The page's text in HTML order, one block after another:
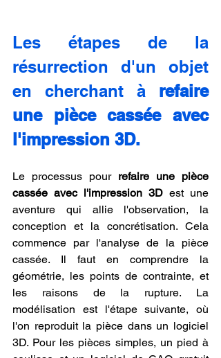
Les étapes de la
résurrection d'un objet
en cherchant à refaire
une pièce cassée avec
l'impression 3D.
Le processus pour refaire une pièce
cassée avec l'impression 3D est une
aventure qui allie l'observation, la
conception et la concrétisation. Cela
commence par l'analyse de la pièce
cassée. Il faut en comprendre la
géométrie, les points de contrainte, et
les raisons de la rupture. La
modélisation est l'étape suivante, où
l'on reproduit la pièce dans un logiciel
3D. Pour les pièces simples, un pied à